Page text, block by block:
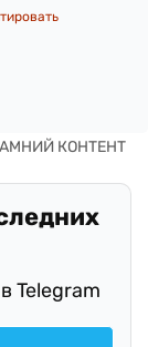
Telegram